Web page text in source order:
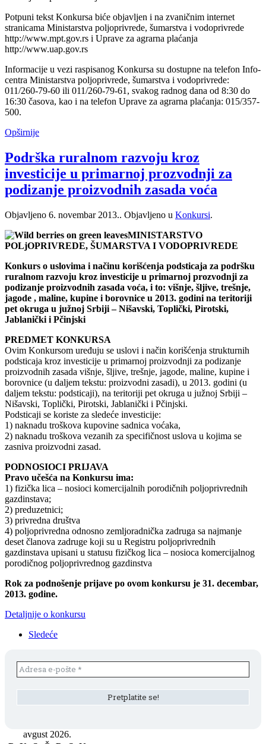
Potpuni tekst Konkursa biće objavljen i na zvaničnim internet
stranicama Ministarstva poljoprivrede, šumarstva i vodoprivrede
http://www.mpt.gov.rs i Uprave za agrarna plaćanja
http://www.uap.gov.rs
Informacije u vezi raspisanog Konkursa su dostupne na telefon Info-
centra Ministarstva poljoprivrede, šumarstva i vodoprivrede:
011/260-79-60 ili 011/260-79-61, svakog radnog dana od 8:30 do
16:30 časova, kao i na telefon Uprave za agrarna plaćanja: 015/357-
500.
Opširnije
Podrška ruralnom razvoju kroz
investicije u primarnoj prozvodnji za
podizanje proizvodnih zasada voća
Objavljeno 6. novembar 2013.. Objavljeno u Konkursi.
MINISTARSTVO
POLjOPRIVREDE, ŠUMARSTVA I VODOPRIVREDE
Konkurs o uslovima i načinu korišćenja podsticaja za podršku
ruralnom razvoju kroz investicije u primarnoj prozvodnji za
podizanje proizvodnih zasada voća, i to: višnje, šljive, trešnje,
jagode , maline, kupine i borovnice u 2013. godini na teritoriji
pet okruga u južnoj Srbiji – Nišavski, Toplički, Pirotski,
Jablanički i Pčinjski
PREDMET KONKURSA
Ovim Konkursom uređuju se uslovi i način korišćenja strukturnih
podsticaja kroz investicije u primarnoj proizvodnji za podizanje
proizvodnih zasada višnje, šljive, trešnje, jagode, maline, kupine i
borovnice (u daljem tekstu: proizvodni zasadi), u 2013. godini (u
daljem tekstu: podsticaji), na teritoriji pet okruga u južnoj Srbiji –
Nišavski, Toplički, Pirotski, Jablanički i Pčinjski.
Podsticaji se koriste za sledeće investicije:
1) naknadu troškova kupovine sadnica voćaka,
2) naknadu troškova vezanih za specifičnost uslova u kojima se
zasniva proizvodni zasad.
PODNOSIOCI PRIJAVA
Pravo učešća na Konkursu ima:
1) fizička lica – nosioci komercijalnih porodičnih poljoprivrednih
gazdinstava;
2) preduzetnici;
3) privredna društva
4) poljoprivredna odnosno zemljoradnička zadruga sa najmanje
deset članova zadruge koji su u Registru poljoprivrednih
gazdinstava upisani u statusu fizičkog lica – nosioca komercijalnog
porodičnog poljoprivrednog gazdinstva
Rok za podnošenje prijave po ovom konkursu je 31. decembar,
2013. godine.
Detaljnije o konkursu
Sledeće
avgust 2026.